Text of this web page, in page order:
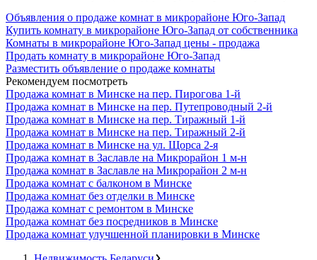
Объявления о продаже комнат в микрорайоне Юго-Запад
Купить комнату в микрорайоне Юго-Запад от собственника
Комнаты в микрорайоне Юго-Запад цены - продажа
Продать комнату в микрорайоне Юго-Запад
Разместить объявление о продаже комнаты
Рекомендуем посмотреть
Продажа комнат в Минске на пер. Пирогова 1-й
Продажа комнат в Минске на пер. Путепроводный 2-й
Продажа комнат в Минске на пер. Тиражный 1-й
Продажа комнат в Минске на пер. Тиражный 2-й
Продажа комнат в Минске на ул. Щорса 2-я
Продажа комнат в Заславле на Микрорайон 1 м-н
Продажа комнат в Заславле на Микрорайон 2 м-н
Продажа комнат с балконом в Минске
Продажа комнат без отделки в Минске
Продажа комнат с ремонтом в Минске
Продажа комнат без посредников в Минске
Продажа комнат улучшенной планировки в Минске